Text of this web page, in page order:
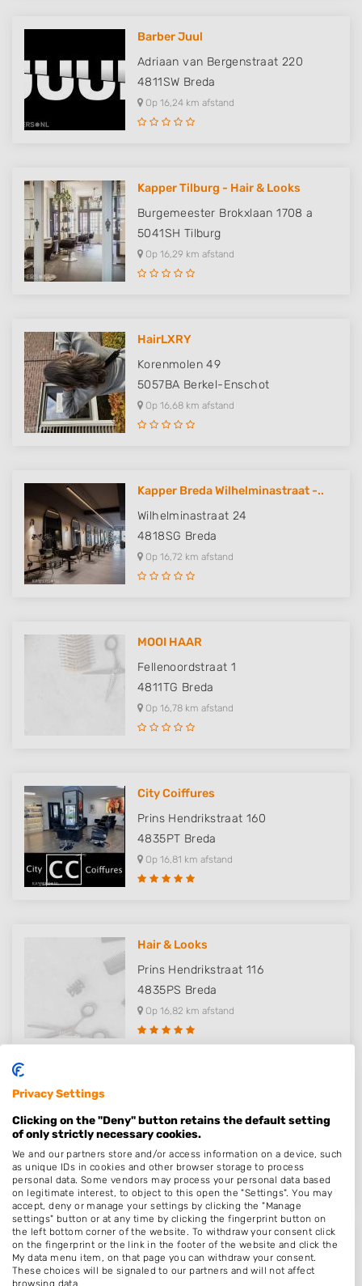
Barber Juul
Adriaan van Bergenstraat 220
4811SW Breda
Op 16,24 km afstand
Kapper Tilburg - Hair & Looks
Burgemeester Brokxlaan 1708 a
5041SH Tilburg
Op 16,29 km afstand
HairLXRY
Korenmolen 49
5057BA Berkel-Enschot
Op 16,68 km afstand
Kapper Breda Wilhelminastraat -..
Wilhelminastraat 24
4818SG Breda
Op 16,72 km afstand
MOOI HAAR
Fellenoordstraat 1
4811TG Breda
Op 16,78 km afstand
City Coiffures
Prins Hendrikstraat 160
4835PT Breda
Op 16,81 km afstand
Hair & Looks
Prins Hendrikstraat 116
4835PS Breda
Op 16,82 km afstand
Prins Hendrikstraat 116
4835PS Breda
Op 16,82 km afstand
Kapper Gorinchem - Hair & Looks
Gildenweg 121
Privacy Settings
Clicking on the "Deny" button retains the default setting
of only strictly necessary cookies.
We and our partners store and/or access information on a device, such
as unique IDs in cookies and other browser storage to process
personal data. Some vendors may process your personal data based
on legitimate interest, to object to this open the "Settings". You may
accept, deny or manage your settings by clicking the "Manage
settings" button or at any time by clicking the fingerprint button on
the left bottom corner of the website. To withdraw your consent click
on the fingerprint or the link in the footer of the website and click the
My data menu item, on that page you can withdraw your consent.
These choices will be signaled to our partners and will not affect
browsing data.